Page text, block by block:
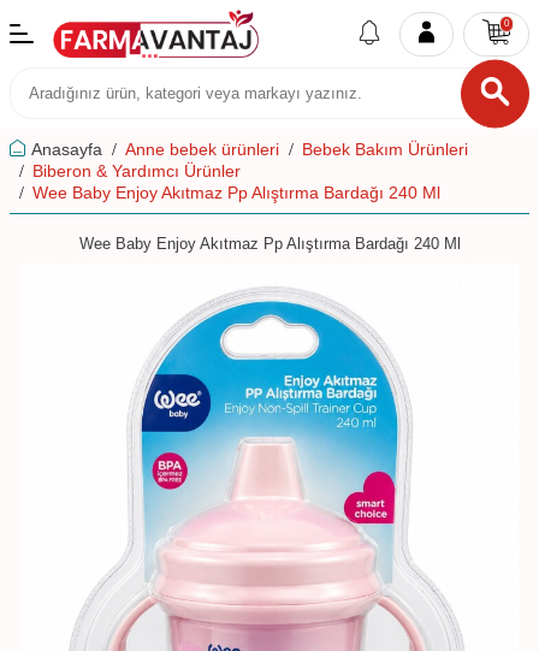
0
Anasayfa Anne bebek ürünleri
Bebek Bakım Ürünleri
Biberon & Yardımcı Ürünler
Wee Baby Enjoy Akıtmaz Pp Alıştırma Bardağı 240 Ml
Wee Baby Enjoy Akıtmaz Pp Alıştırma Bardağı 240 Ml